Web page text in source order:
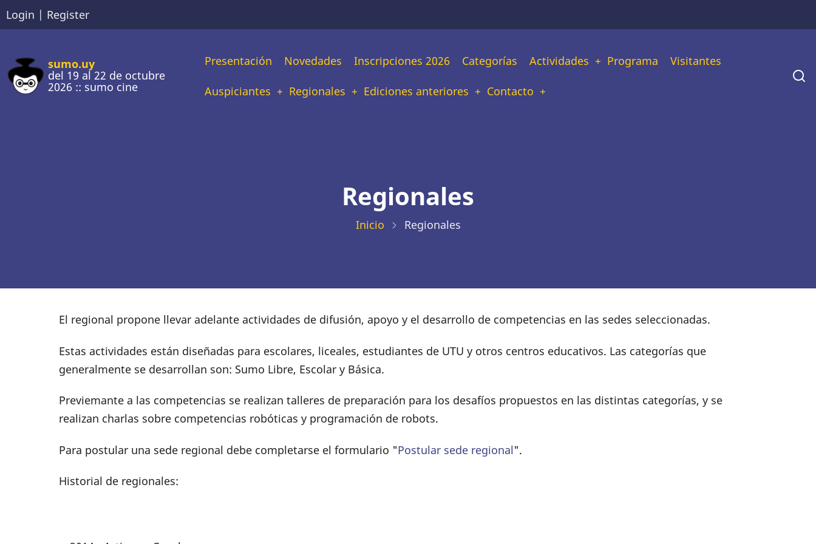
Pasar
al
principal
Login | Register
sumo.uy
del 19 al 22 de octubre
2026 :: sumo cine
Main
navigation
Presentación Novedades Inscripciones 2026 Categorías Actividades Programa Visitantes
Auspiciantes Regionales Ediciones anteriores Contacto
Regionales
Inicio Regionales
El regional propone llevar adelante actividades de difusión, apoyo y el desarrollo de competencias en las sedes seleccionadas.
Estas actividades están diseñadas para escolares, liceales, estudiantes de UTU y otros centros educativos. Las categorías que
generalmente se desarrollan son: Sumo Libre, Escolar y Básica.
Previemante a las competencias se realizan talleres de preparación para los desafíos propuestos en las distintas categorías, y se
realizan charlas sobre competencias robóticas y programación de robots.
Para postular una sede regional debe completarse el formulario "Postular sede regional".
Historial de regionales: